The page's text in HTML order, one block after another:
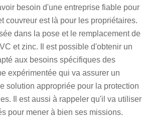
besoin d'une entreprise fiable pour
couvreur est là pour les propriétaires.
dans la pose et le remplacement de
et zinc. Il est possible d'obtenir un
aux besoins spécifiques des
expérimentée qui va assurer un
solution appropriée pour la protection
Il est aussi à rappeler qu'il va utiliser
pour mener à bien ses missions.